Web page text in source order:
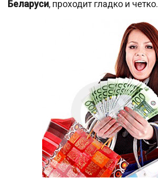
Беларуси, проходит гладко и четко.